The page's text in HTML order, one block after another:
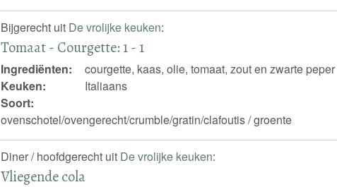
Bijgerecht uit De vrolijke keuken:
Tomaat - Courgette: 1 - 1
Ingrediënten:
courgette, kaas, olie, tomaat, zout en zwarte peper
Keuken:
Italiaans
Soort:
ovenschotel/ovengerecht/crumble/gratin/clafoutis / groente
Diner / hoofdgerecht uit De vrolijke keuken:
Vliegende cola